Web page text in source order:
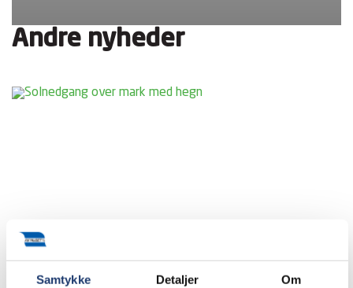
Samtykke Detaljer Om
Andre nyheder